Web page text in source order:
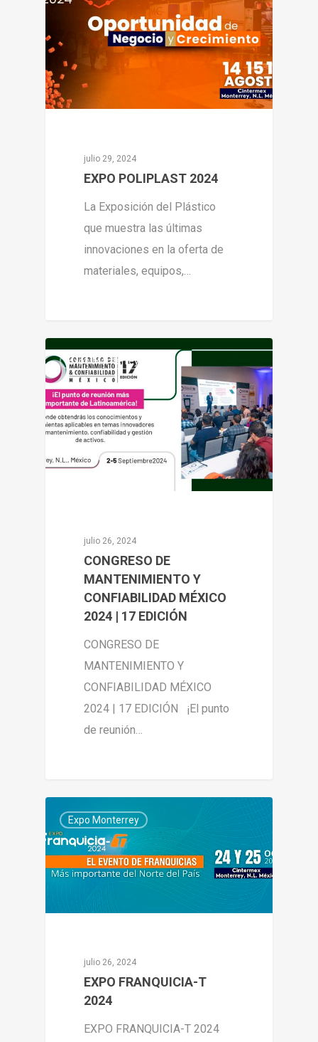
julio 29, 2024
EXPO POLIPLAST 2024
La Exposición del Plástico
que muestra las últimas
innovaciones en la oferta de
materiales, equipos,…
Expo Monterrey
julio 26, 2024
CONGRESO DE
MANTENIMIENTO Y
CONFIABILIDAD MÉXICO
2024 | 17 EDICIÓN
CONGRESO DE
MANTENIMIENTO Y
CONFIABILIDAD MÉXICO
2024 | 17 EDICIÓN ¡El punto
de reunión…
0
Expo Monterrey
julio 26, 2024
EXPO FRANQUICIA-T
2024
EXPO FRANQUICIA-T 2024